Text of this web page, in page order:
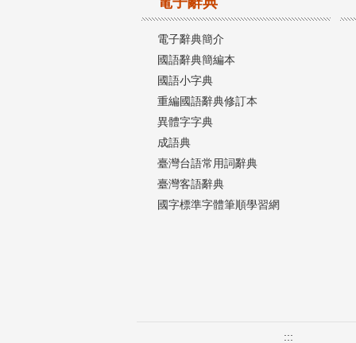
電子辭典簡介
國語辭典簡編本
國語小字典
重編國語辭典修訂本
異體字字典
成語典
臺灣台語常用詞辭典
臺灣客語辭典
國字標準字體筆順學習網
:::